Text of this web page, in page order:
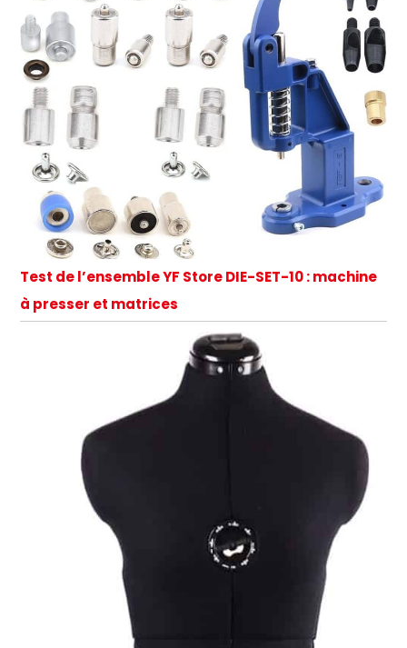
Test de l’ensemble YF Store DIE-SET-10 : machine
à presser et matrices